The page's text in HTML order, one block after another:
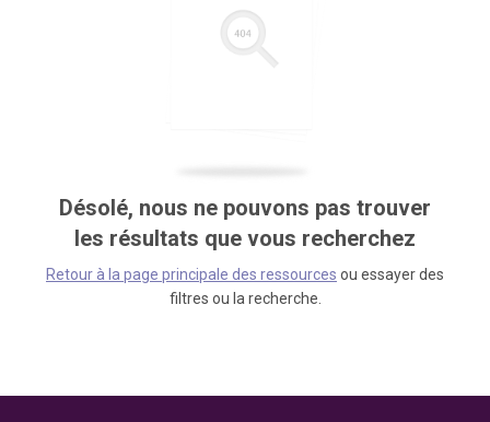
Désolé, nous ne pouvons pas trouver
les résultats que vous recherchez
Retour à la page principale des ressources ou essayer des
filtres ou la recherche.